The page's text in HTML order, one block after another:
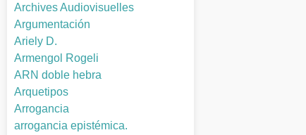
Archives Audiovisuelles
Argumentación
Ariely D.
Armengol Rogeli
ARN doble hebra
Arquetipos
Arrogancia
arrogancia epistémica.